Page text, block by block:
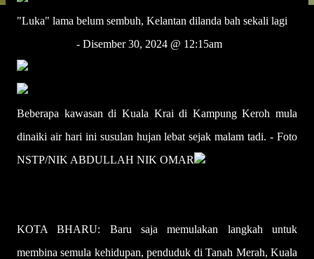
"Luka" lama belum sembuh, Kelantan dilanda bah sekali lagi
- Disember 30, 2024 @ 12:15am
Beberapa kawasan di Kuala Krai di Kampung Keroh mula
dinaiki air hari ini susulan hujan lebat sejak malam tadi. - Foto
NSTP/NIK ABDULLAH NIK OMAR
KOTA BHARU: Baru saja memulakan langkah untuk
membina semula kehidupan, penduduk di Tanah Merah, Kuala